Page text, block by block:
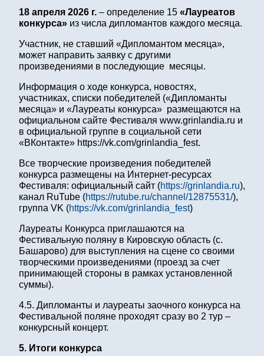
18 апреля 2026 г. – определение 15 «Лауреатов
конкурса» из числа дипломантов каждого месяца.
Участник, не ставший «Дипломантом месяца»,
может направить заявку с другими
произведениями в последующие месяцы.
Информация о ходе конкурса, новостях,
участниках, списки победителей («Дипломанты
месяца» и «Лауреаты конкурса» размещаются на
официальном сайте Фестиваля www.grinlandia.ru и
в официальной группе в социальной сети
«ВКонтакте» https://vk.com/grinlandia_fest.
Все творческие произведения победителей
конкурса размещены на Интернет-ресурсах
Фестиваля: официальный сайт (https://grinlandia.ru),
канал RuTube (https://rutube.ru/channel/12875531/),
группа VK (https://vk.com/grinlandia_fest)
Лауреаты Конкурса приглашаются на
Фестивальную поляну в Кировскую область (с.
Башарово) для выступления на сцене со своими
творческими произведениями (проезд за счет
принимающей стороны в рамках установленной
суммы).
4.5. Дипломанты и лауреаты заочного конкурса на
Фестивальной поляне проходят сразу во 2 тур –
конкурсный концерт.
5. Итоги конкурса